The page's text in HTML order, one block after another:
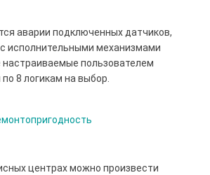
аварии подключенных датчиков,
исполнительными механизмами
настраиваемые пользователем
8 логикам на выбор.
центрах можно произвести